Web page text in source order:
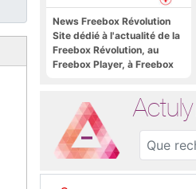
News Freebox Révolution
Site dédié à l'actualité de la
Freebox Révolution, au
Freebox Player, à Freebox
Actuly